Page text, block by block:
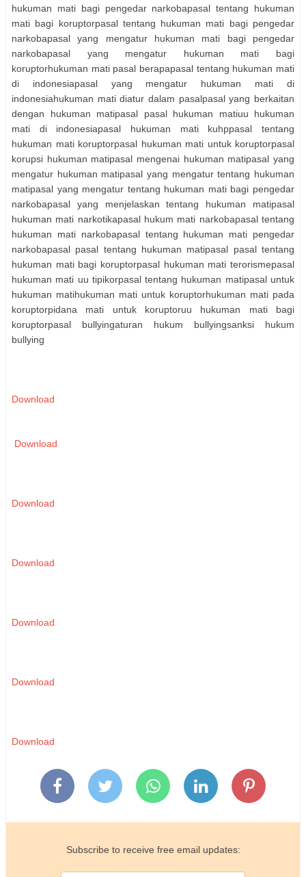
hukuman mati bagi pengedar narkobapasal tentang hukuman
mati bagi koruptorpasal tentang hukuman mati bagi pengedar
narkobapasal yang mengatur hukuman mati bagi pengedar
narkobapasal yang mengatur hukuman mati bagi
koruptorhukuman mati pasal berapapasal tentang hukuman mati
di indonesiapasal yang mengatur hukuman mati di
indonesiahukuman mati diatur dalam pasalpasal yang berkaitan
dengan hukuman matipasal pasal hukuman matiuu hukuman
mati di indonesiapasal hukuman mati kuhppasal tentang
hukuman mati koruptorpasal hukuman mati untuk koruptorpasal
korupsi hukuman matipasal mengenai hukuman matipasal yang
mengatur hukuman matipasal yang mengatur tentang hukuman
matipasal yang mengatur tentang hukuman mati bagi pengedar
narkobapasal yang menjelaskan tentang hukuman matipasal
hukuman mati narkotikapasal hukum mati narkobapasal tentang
hukuman mati narkobapasal tentang hukuman mati pengedar
narkobapasal pasal tentang hukuman matipasal pasal tentang
hukuman mati bagi koruptorpasal hukuman mati terorismepasal
hukuman mati uu tipikorpasal tentang hukuman matipasal untuk
hukuman matihukuman mati untuk koruptorhukuman mati pada
koruptorpidana mati untuk koruptoruu hukuman mati bagi
koruptorpasal bullyingaturan hukum bullyingsanksi hukum
bullying
Download
Download
Download
Download
Download
Download
Download
Subscribe to receive free email updates: